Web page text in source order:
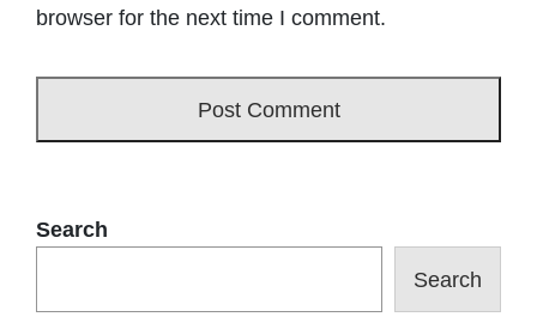
browser for the next time I comment.
Search
Search